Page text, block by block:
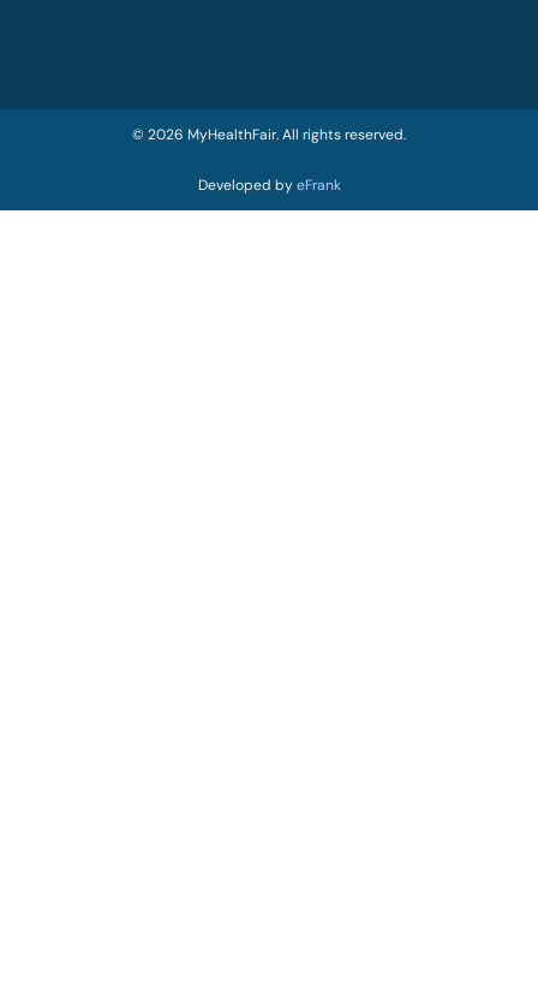
© 2026 MyHealthFair. All rights reserved.
Developed byeFrank